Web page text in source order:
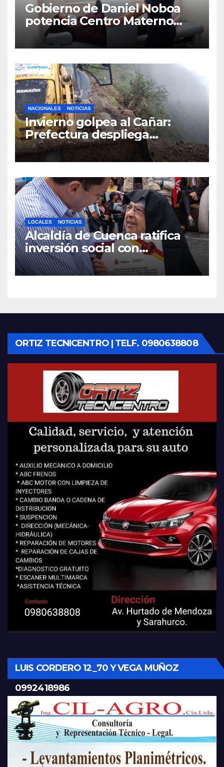
Gobierno de Daniel Noboa
potencia Centro Materno
Infantil y Emergencias en
Cuenca con nuevos equipos
NACIONALES NOTICIAS
Invierno golpea al Cañar:
Prefectura despliega
maquinaria en toda la
provincia para mantener las
LOCALES NOTICIAS
Alcaldía de Cuenca ratifica
inversión social con
fundaciones e instituciones
locales
ORTIZ TECNICENTRO | TELF. 0980638808
LUIS CORDERO 12_70 Y VEGA MUÑOZ
0992418986